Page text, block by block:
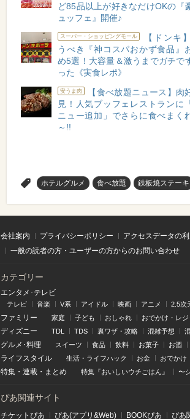
ど85品以上が好きなだけOKの『
ュッフェ』開催♪
スーパー・ショッピングモール
【ドンキ
うべき『神コスパおかず食品』
め5選！大容量＆激うまでガチで
った《実食レポ》
安うま肉
【食べ放題ニュース】肉
見！人気ブッフェレストランに
ニュー追加」でさらに食べまく
～!!
ホテルグルメ 食べ放題 鉄板焼ステーキ
会社案内 プライバシーポリシー アクセスデータの
一般の読者の方・ユーザーの方からのお問い合わせ
カテゴリー
エンタメ･テレビ
テレビ 音楽 V系 アイドル 映画 アニメ 2.5次
ファミリー 家庭 子ども おしゃれ おでかけ・レジ
ディズニー TDL TDS 裏ワザ・攻略 混雑予想
グルメ･料理 スイーツ 食品 飲料 お菓子 お酒
ライフスタイル 生活・ライフハック お金 おでかけ
特集 ・ 連載 ・ まとめ 特集『おいしいウチごはん』 〜
ぴあ関連サイト
チケットぴあ ぴあ(アプリ&Web) BOOKぴあ ぴあ